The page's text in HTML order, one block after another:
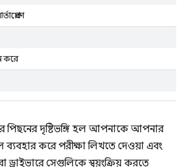
করে
পিছনের দৃষ্টিভঙ্গি হল আপনাকে আপনার
করে পরীক্ষা লিখতে দেওয়া এবং
ড্রাইভারে সেগুলিকে স্বয়ংক্রিয় করতে